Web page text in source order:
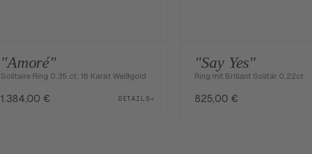
"Amoré"
Solitaire Ring 0.35 ct. 18 Karat Weißgold
1.384,00 € DETAILS→
"Say Yes"
Ring mit Brillant Solitär 0,22ct
825,00 €